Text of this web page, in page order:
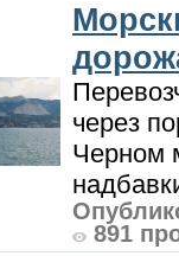
через
Черном
891